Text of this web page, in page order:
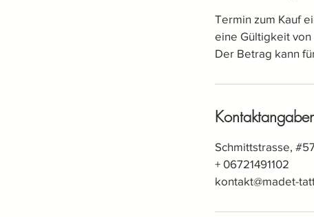
Termin zum Kauf
eine Gültigkeit
Der Betrag kann
Schmittstrasse,
+ 06721491102
kontakt@madet-